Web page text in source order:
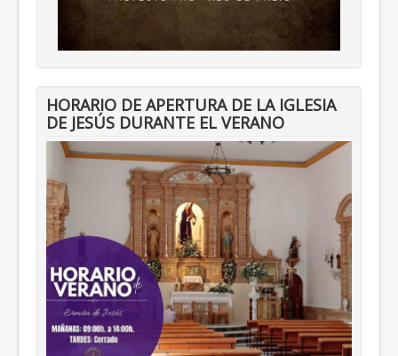
HORARIO DE APERTURA DE LA IGLESIA
DE JESÚS DURANTE EL VERANO